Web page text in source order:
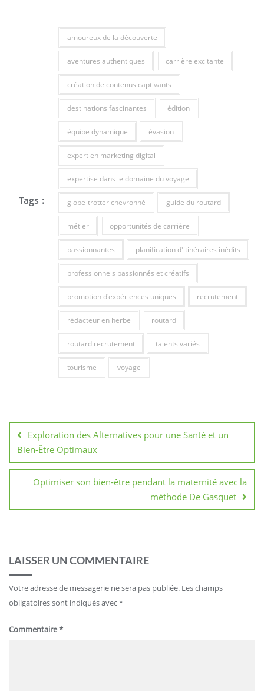
Tags :
amoureux de la découverte
aventures authentiques carrière excitante
création de contenus captivants
destinations fascinantes édition
équipe dynamique évasion
expert en marketing digital
expertise dans le domaine du voyage
globe-trotter chevronné guide du routard
métier opportunités de carrière
passionnantes planification d'itinéraires inédits
professionnels passionnés et créatifs
promotion d'expériences uniques recrutement
rédacteur en herbe routard
routard recrutement talents variés
tourisme voyage
de
l’article
Exploration des Alternatives pour une Santé et un
Bien-Être Optimaux
Optimiser son bien-être pendant la maternité avec la
méthode De Gasquet
LAISSER UN COMMENTAIRE
Votre adresse de messagerie ne sera pas publiée. Les champs
obligatoires sont indiqués avec*
Commentaire*